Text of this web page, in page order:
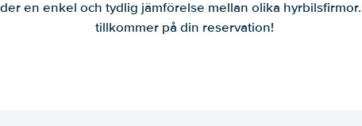
en enkel och tydlig jämförelse mellan olika
tillkommer på din reservation!